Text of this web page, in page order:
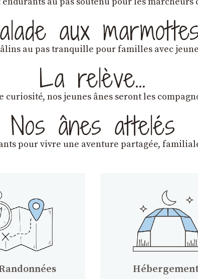
aux
au pas tranquille pour familles avec
La relève…
curiosité, nos jeunes ânes seront les
Nos ânes attelés
pour vivre une aventure partagée,